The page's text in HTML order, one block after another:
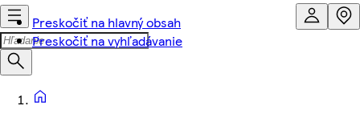
Preskočiť na hlavný obsah
Preskočiť na vyhľadávanie